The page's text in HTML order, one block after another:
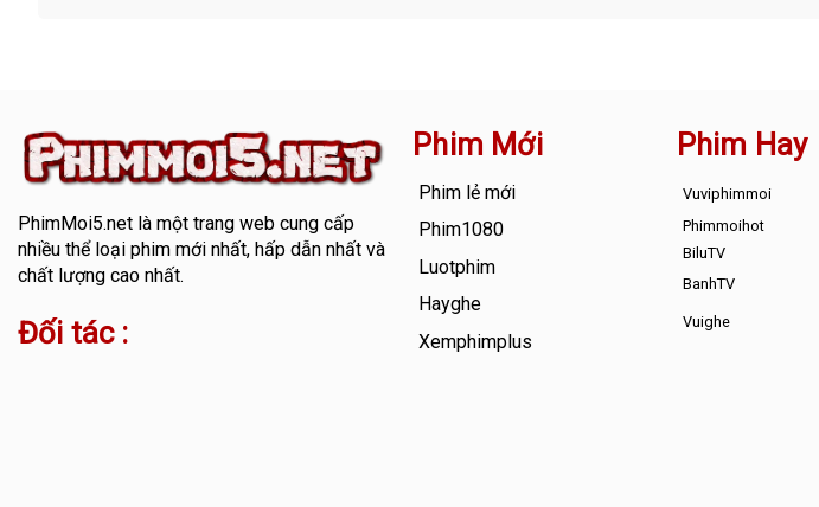
PhimMoi5.netlà một trang web cung cấp
nhiều thể loại phim mới nhất, hấp dẫn nhất và
chất lượng cao nhất.
Đối tác :
Phim Mới
Phim lẻ mới
Phim1080
Luotphim
Hayghe
Xemphimplus
Phim Hay
Vuviphimmoi
Phimmoihot
BiluTV
BanhTV
Vuighe